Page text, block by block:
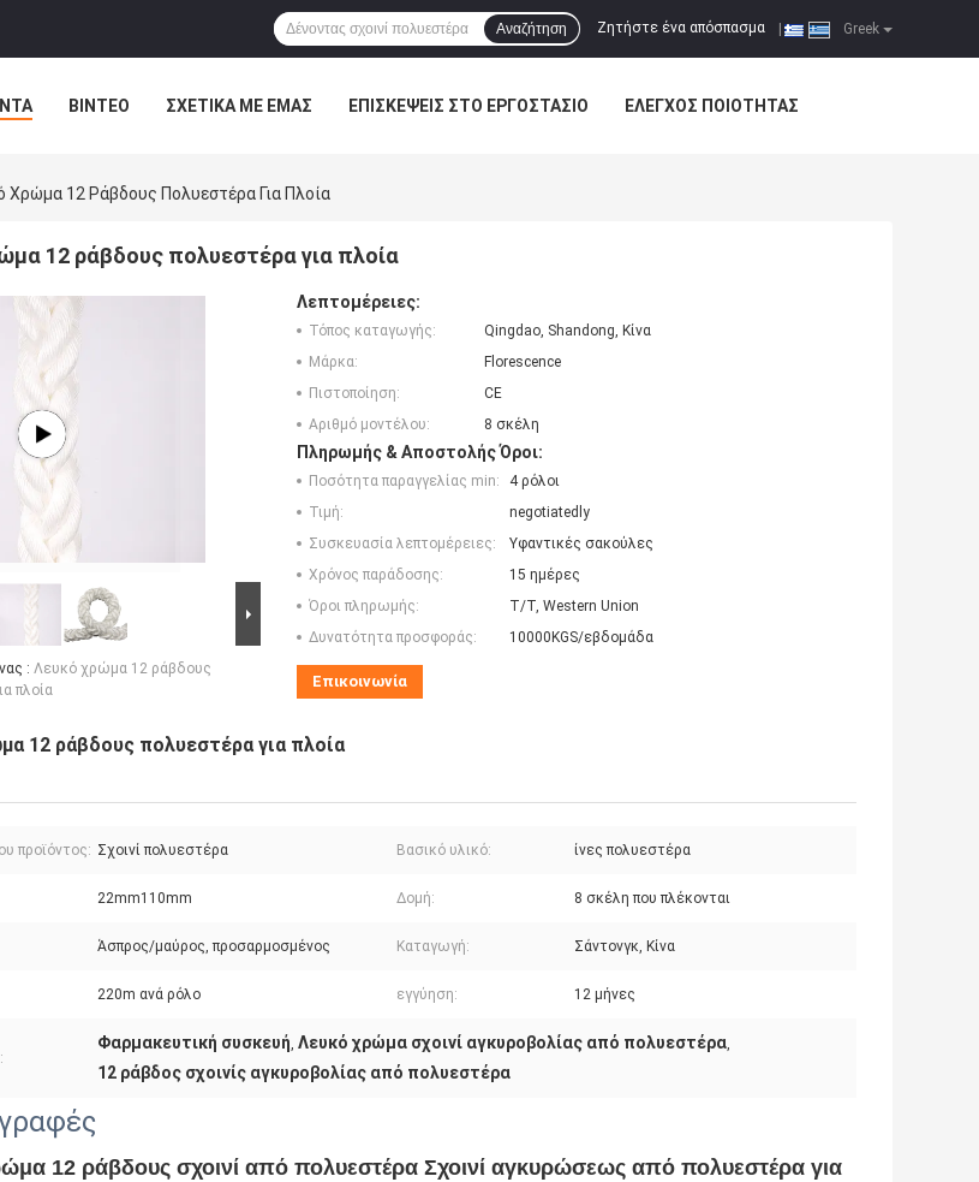
Greek
Ζητήστε ένα απόσπασμα
Αναζήτηση
ΒΊΝΤΕΟ ΣΧΕΤΙΚΆ ΜΕ ΕΜΆΣ ΕΠΙΣΚΈΨΕΙΣ ΣΤΟ ΕΡΓΟΣΤΆΣΙΟ ΈΛΕΓΧΟΣ ΠΟΙΌΤΗΤΑΣ
Χρώμα 12 Ράβδους Πολυεστέρα Για Πλοία
12 ράβδους πολυεστέρα για πλοία
: Λευκό χρώμα 12 ράβδους
πλοία
Λεπτομέρειες:
Τόπος καταγωγής:
Qingdao, Shandong, Κίνα
Μάρκα:
Florescence
Πιστοποίηση:
CE
Αριθμό μοντέλου:
8 σκέλη
Πληρωμής & Αποστολής Όροι:
Ποσότητα παραγγελίας min:
4 ρόλοι
Τιμή:
negotiatedly
Συσκευασία λεπτομέρειες:
Υφαντικές σακούλες
Χρόνος παράδοσης:
15 ημέρες
Όροι πληρωμής:
T/T, Western Union
Δυνατότητα προσφοράς:
10000KGS/εβδομάδα
Επικοινωνία
12 ράβδους πολυεστέρα για πλοία
προϊόντος: Σχοινί πολυεστέρα Βασικό υλικό: ίνες πολυεστέρα
22mm110mm Δομή: 8 σκέλη που πλέκονται
Άσπρος/μαύρος, προσαρμοσμένος Καταγωγή: Σάντονγκ, Κίνα
220m ανά ρόλο εγγύηση: 12 μήνες
Φαρμακευτική συσκευή, Λευκό χρώμα σχοινί αγκυροβολίας από πολυεστέρα,
12 ράβδος σχοινίς αγκυροβολίας από πολυεστέρα
12 ράβδους σχοινί από πολυεστέρα Σχοινί αγκυρώσεως από πολυεστέρα για